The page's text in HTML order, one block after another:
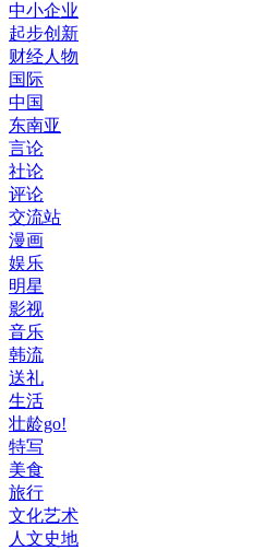
中小企业
起步创新
财经人物
国际
中国
东南亚
言论
社论
评论
交流站
漫画
娱乐
明星
影视
音乐
韩流
送礼
生活
壮龄go!
特写
美食
旅行
文化艺术
人文史地